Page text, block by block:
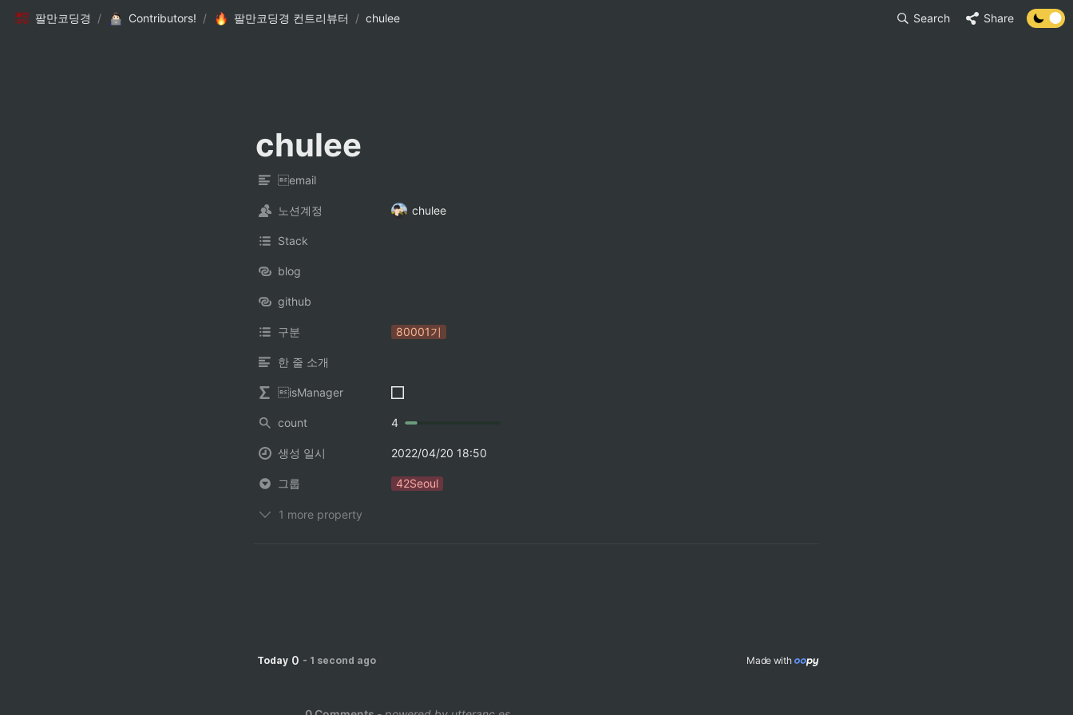
팔만코딩경 / Contributors! / 팔만코딩경 컨트리뷰터 / chulee Search Share
chulee
email
노션계정 chulee
Stack
blog
github
구분 80001기
한 줄 소개
isManager
count 4
생성 일시 2022/04/20 18:50
그룹 42Seoul
1 more property
Today 0 - 1 second ago Made with